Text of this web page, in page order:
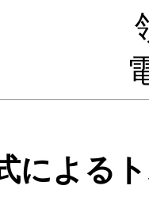
による